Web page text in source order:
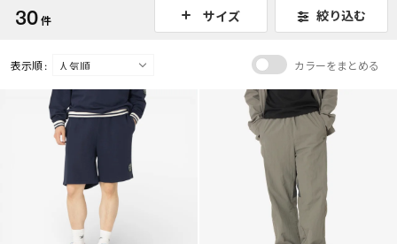
30件 サイズ 絞り込む
表示順 : カラーをまとめる